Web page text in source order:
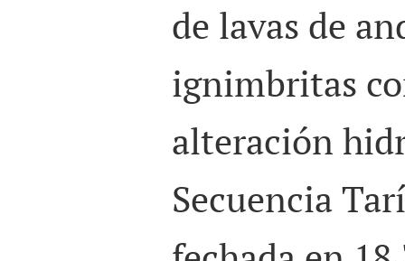
de lavas de
ignimbritas
alteración
Secuencia